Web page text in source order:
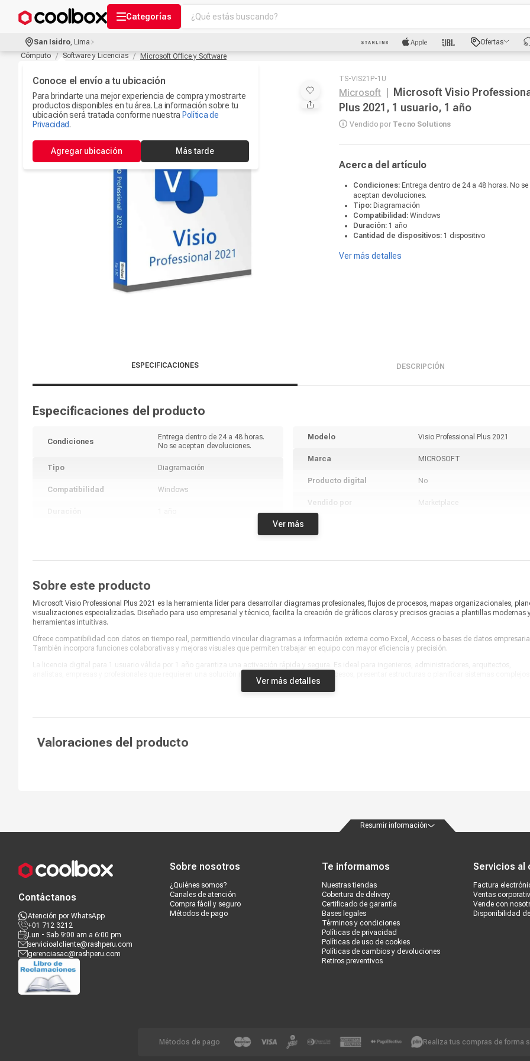
Categorías
¿Qué estás buscando?
1.
Audífonos Con Bluetooth
3.
Ipad
Microfono
Iphone 17
.
.
10
Accesorios Computo
San Isidro, Lima
Conoce el envío a tu ubicación
Para brindarte una mejor experiencia de compra y mostrarte
productos disponibles en tu área. La información sobre tu
ubicación será tratada conforme nuestra Política de
Privacidad.
Agregar ubicación Más tarde
Ofertas
Cómputo
Software y Licencias Microsoft Office y Software
TS-VIS21P-1U
Microsoft
Microsoft Visio
Plus 2021, 1 usuario, 1 año
Vendido por Tecno Solutions
Acerca del artículo
Condiciones: Entrega dentro de 24 a 48 horas. No se
aceptan devoluciones.
Tipo: Diagramación
Compatibilidad:Windows
Duración: 1 año
Cantidad de dispositivos: 1 dispositivo
Ver más detalles
ESPECIFICACIONES DESCRIPCIÓN
Especificaciones del producto
Condiciones
Entrega dentro de 24 a 48 horas.
No se aceptan devoluciones.
Tipo Diagramación
Compatibilidad Windows
Modelo Visio Professional Plus 2021
Marca MICROSOFT
Producto digital No
Vendido por Marketplace
Ver más
Sobre este producto
Microsoft Visio Professional Plus 2021 es la herramienta líder para desarrollar diagramas profesionales, flujos de procesos, mapas organizacionales,
visualizaciones especializadas. Diseñado para uso empresarial y técnico, facilita la creación de gráficos claros y precisos gracias a plantillas modernas
herramientas intuitivas.
Ofrece compatibilidad con datos en tiempo real, permitiendo vincular diagramas a información externa como Excel, Access o bases de datos
También incorpora funciones colaborativas y mejoras visuales que permiten trabajar en equipo con mayor eficiencia y precisión.
La licencia digital para 1 usuario válida por 1 año garantiza una activación rápida y segura. Es ideal para ingenieros, administradores, arquitectos,
Ver más detalles
Valoraciones del producto
Resumir información
Contáctanos
Atención por WhatsApp
+01 712 3212
Lun - Sab 9:00 am a 6:00 pm
servicioalcliente@rashperu.com
gerenciasac@rashperu.com
Sobre nosotros
¿Quiénes somos?
Canales de atención
Compra fácil y seguro
Métodos de pago
Te informamos
Nuestras tiendas
Cobertura de delivery
Certificado de garantía
Bases legales
Términos y condiciones
Políticas de privacidad
Políticas de uso de cookies
Políticas de cambios y devoluciones
Retiros preventivos
Servicios al
Factura
Ventas
Vende con
Disponibilidad
Métodos de pago Realiza tus compras de forma